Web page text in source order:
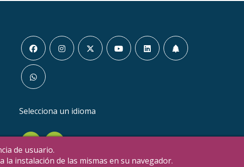
Selecciona un idioma
de usuario.
instalación de las mismas en su navegador.